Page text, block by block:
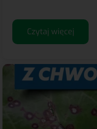
Czytaj więcej